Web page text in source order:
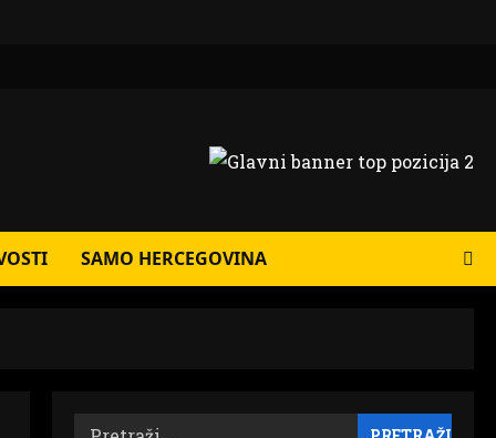
SAMO HERCEGOVINA
Pretraži: